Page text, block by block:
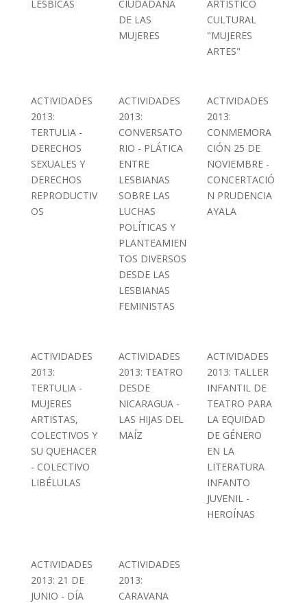
LÉSBICAS
CIUDADANA
DE LAS
MUJERES
ARTÍSTICO
CULTURAL
"MUJERES
ARTES"
ACTIVIDADES
2013:
TERTULIA -
DERECHOS
SEXUALES Y
DERECHOS
REPRODUCTIV
OS
ACTIVIDADES
2013:
CONVERSATO
RIO - PLÁTICA
ENTRE
LESBIANAS
SOBRE LAS
LUCHAS
POLÍTICAS Y
PLANTEAMIEN
TOS DIVERSOS
DESDE LAS
LESBIANAS
FEMINISTAS
ACTIVIDADES
2013:
CONMEMORA
CIÓN 25 DE
NOVIEMBRE -
CONCERTACIÓ
N PRUDENCIA
AYALA
ACTIVIDADES
2013:
TERTULIA -
MUJERES
ARTISTAS,
COLECTIVOS Y
SU QUEHACER
- COLECTIVO
LIBÉLULAS
ACTIVIDADES
2013: TEATRO
DESDE
NICARAGUA -
LAS HIJAS DEL
MAÍZ
ACTIVIDADES
2013: TALLER
INFANTIL DE
TEATRO PARA
LA EQUIDAD
DE GÉNERO
EN LA
LITERATURA
INFANTO
JUVENIL -
HEROÍNAS
ACTIVIDADES
2013: 21 DE
JUNIO - DÍA
ACTIVIDADES
2013:
CARAVANA